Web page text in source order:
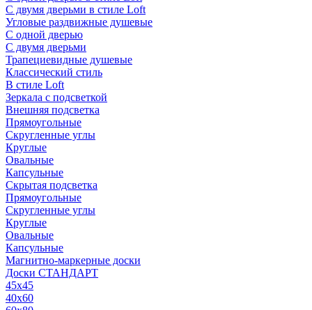
С двумя дверьми в стиле Loft
Угловые раздвижные душевые
С одной дверью
С двумя дверьми
Трапециевидные душевые
Классический стиль
В стиле Loft
Зеркала с подсветкой
Внешняя подсветка
Прямоугольные
Скругленные углы
Круглые
Овальные
Капсульные
Скрытая подсветка
Прямоугольные
Скругленные углы
Круглые
Овальные
Капсульные
Магнитно-маркерные доски
Доски СТАНДАРТ
45x45
40x60